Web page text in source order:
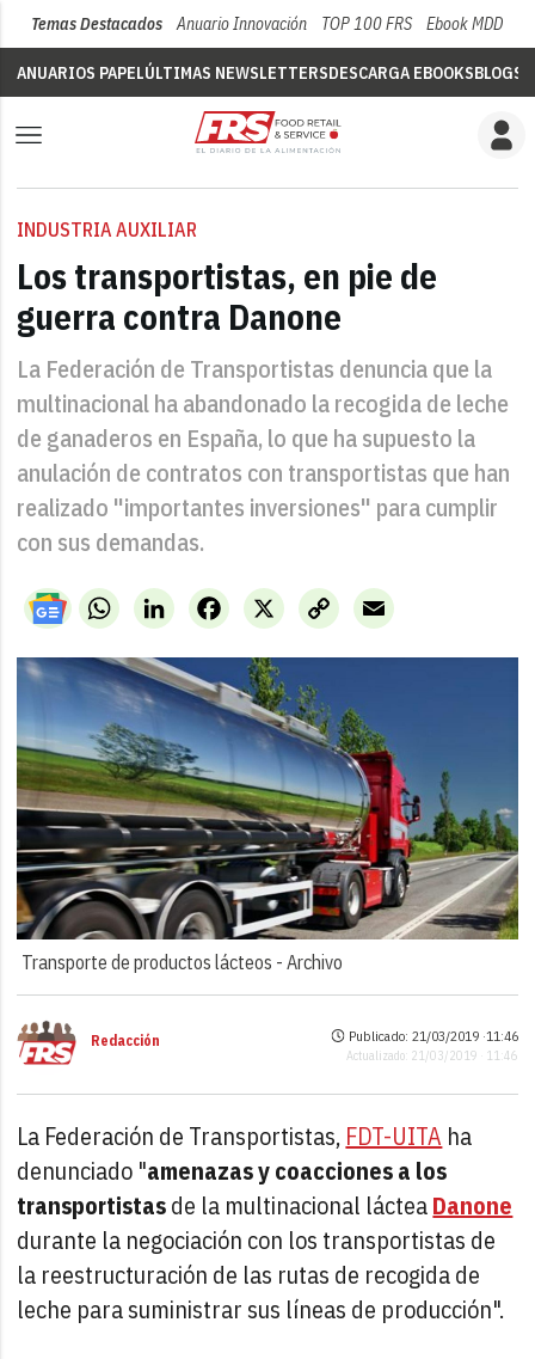
Temas Destacados Anuario Innovación TOP 100 FRS Ebook MDD
ANUARIOS PAPELÚLTIMAS NEWSLETTERSDESCARGA EBOOKSBLOGS
INDUSTRIA AUXILIAR
Los transportistas, en pie de
guerra contra Danone
La Federación de Transportistas denuncia que la
multinacional ha abandonado la recogida de leche
de ganaderos en España, lo que ha supuesto la
anulación de contratos con transportistas que han
realizado "importantes inversiones" para cumplir
con sus demandas.
WhatsAppLinkedIn X
Facebook
Copy
Link
Email
Transporte de productos lácteos -Archivo
Redacción Publicado: 21/03/2019 ·11:46
Actualizado: 21/03/2019 · 11:46
La Federación de Transportistas, FDT-UITA ha
denunciado "amenazas y coacciones a los
transportistasde la multinacional lácteaDanone
durante la negociación con los transportistas de
la reestructuración de las rutas de recogida de
leche para suministrar sus líneas de producción".